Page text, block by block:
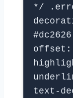
*/
offset:
text-